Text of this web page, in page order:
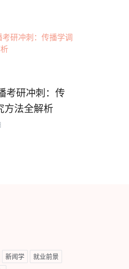
考研冲刺：传
方法全解析
新闻学 就业前景